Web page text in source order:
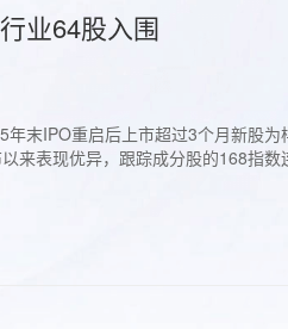
业64股入围
末IPO重启后上市超过3个月新股
来表现优异，跟踪成分股的168指